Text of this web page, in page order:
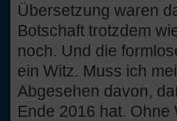
Übersetzung waren
Botschaft trotzdem
noch. Und die
ein Witz. Muss ich
Abgesehen davon,
Ende 2016 hat. Ohne